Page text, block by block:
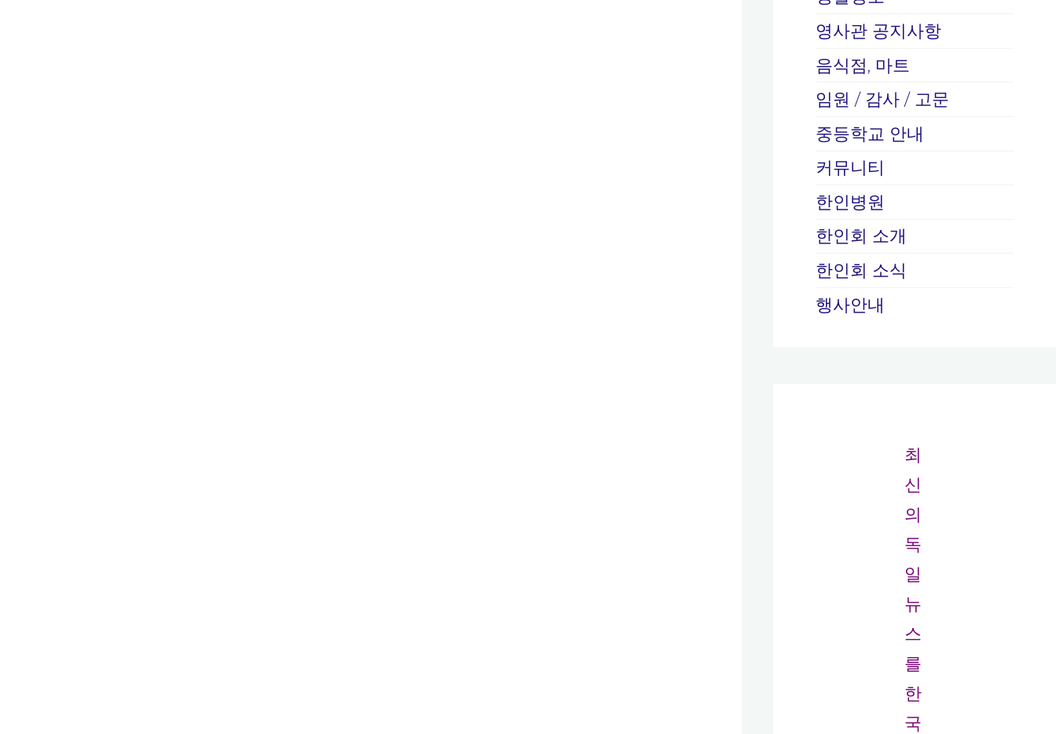
영사관 공지사항
음식점, 마트
임원 / 감사 / 고문
중등학교 안내
커뮤니티
한인병원
한인회 소개
한인회 소식
행사안내
최
신
의
독
일
뉴
스
를
한
국